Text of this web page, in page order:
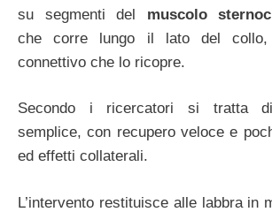
su segmenti del muscolo
che corre lungo il lato del
connettivo che lo ricopre.
Secondo i ricercatori si tratta di
semplice, con recupero veloce e
ed effetti collaterali.
L’intervento restituisce alle labbra in